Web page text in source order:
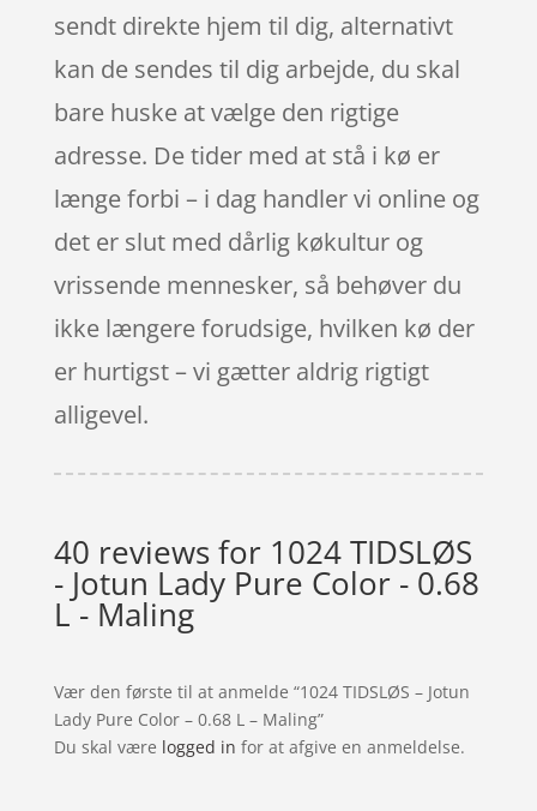
sendt direkte hjem til dig, alternativt
kan de sendes til dig arbejde, du skal
bare huske at vælge den rigtige
adresse. De tider med at stå i kø er
længe forbi – i dag handler vi online og
det er slut med dårlig køkultur og
vrissende mennesker, så behøver du
ikke længere forudsige, hvilken kø der
er hurtigst – vi gætter aldrig rigtigt
alligevel.
40 reviews for 1024 TIDSLØS
- Jotun Lady Pure Color - 0.68
L - Maling
Vær den første til at anmelde “1024 TIDSLØS – Jotun
Lady Pure Color – 0.68 L – Maling”
Du skal være logged in for at afgive en anmeldelse.